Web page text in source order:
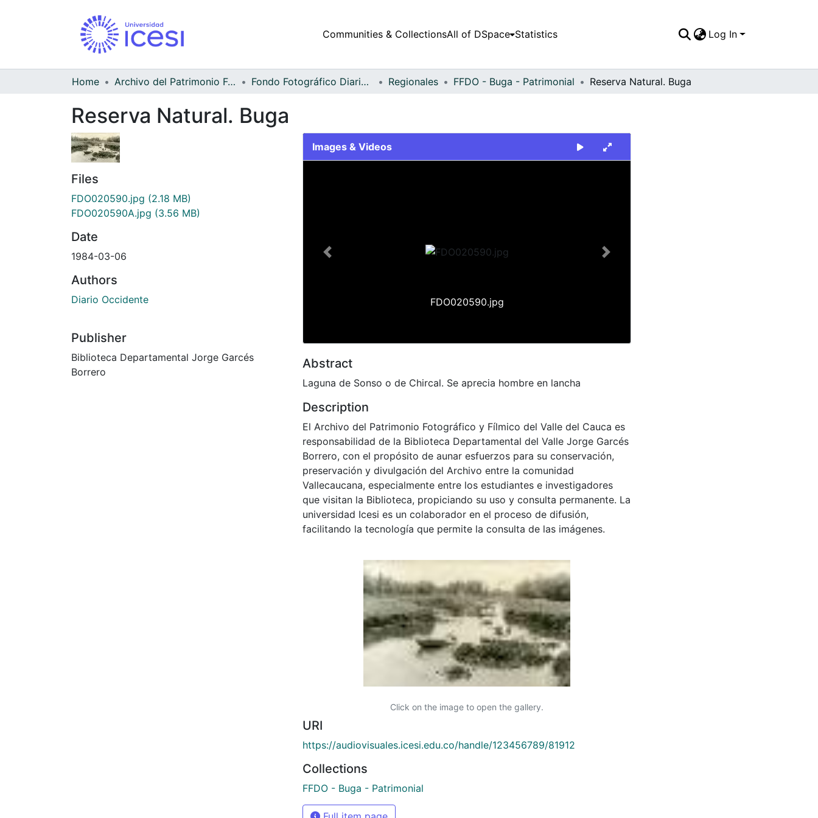
Communities & CollectionsAll of DSpace Statistics Log In
Home Archivo del Patrimonio Fotográfico y Fílmico del Valle del Cauca Fondo Fotográfico Diario Occidente Regionales FFDO - Buga - Patrimonial Reserva Natural. Buga
Reserva Natural. Buga
Files
FDO020590.jpg (2.18 MB)
FDO020590A.jpg (3.56 MB)
Date
1984-03-06
Authors
Diario Occidente
Publisher
Biblioteca Departamental Jorge Garcés
Borrero
Images & Videos
FDO020590.jpg
Previous Next
Abstract
Laguna de Sonso o de Chircal. Se aprecia hombre en lancha
Description
El Archivo del Patrimonio Fotográfico y Fílmico del Valle del Cauca es
responsabilidad de la Biblioteca Departamental del Valle Jorge Garcés
Borrero, con el propósito de aunar esfuerzos para su conservación,
preservación y divulgación del Archivo entre la comunidad
Vallecaucana, especialmente entre los estudiantes e investigadores
que visitan la Biblioteca, propiciando su uso y consulta permanente. La
universidad Icesi es un colaborador en el proceso de difusión,
facilitando la tecnología que permite la consulta de las imágenes.
Click on the image to open the gallery.
URI
https://audiovisuales.icesi.edu.co/handle/123456789/81912
Collections
FFDO - Buga - Patrimonial